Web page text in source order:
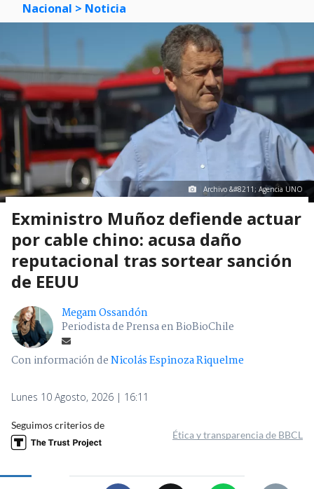
Nacional > Noticia
Archivo &#8211; Agencia UNO
Exministro Muñoz defiende actuar
por cable chino: acusa daño
reputacional tras sortear sanción
de EEUU
Megam Ossandón
Periodista de Prensa en BioBioChile
Con información deNicolás Espinoza Riquelme
Lunes 10 Agosto, 2026 | 16:11
Seguimos criterios de
Ética y transparencia de BBCL